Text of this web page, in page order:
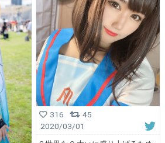
316
45
2020/03/01